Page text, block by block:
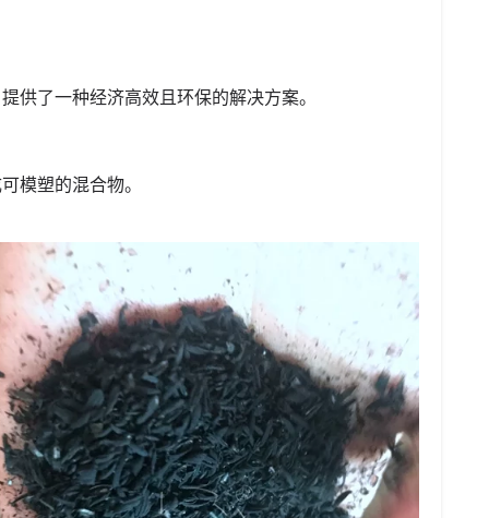
供了一种经济高效且环保的解决方案。
模塑的混合物。